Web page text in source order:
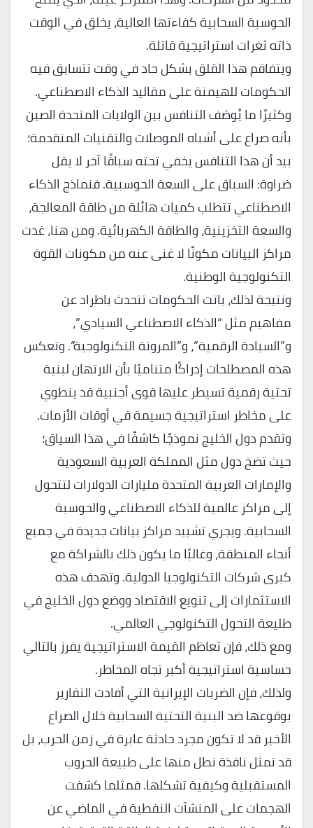
الحوسبة السحابية كفاءتها العالية، يخلق في الوقت
ذاته ثغرات استراتيجية قاتلة.
ويتفاقم هذا القلق بشكل حاد في وقت تتسابق فيه
الحكومات للهيمنة على مقاليد الذكاء الاصطناعي.
وكثيرًا ما يُوصَف التنافس بين الولايات المتحدة الصين
بأنه صراع على أشباه الموصلات والتقنيات المتقدمة؛
بيد أن هذا التنافس يخفي تحته سباقًا آخر لا يقل
ضراوة: السباق على السعة الحوسبية. فنماذج الذكاء
الاصطناعي تتطلب كميات هائلة من طاقة المعالجة،
والسعة التخزينية، والطاقة الكهربائية. ومن هنا، غدت
مراكز البيانات مكونًا لا غنى عنه من مكونات القوة
التكنولوجية الوطنية.
ونتيجة لذلك، باتت الحكومات تتحدث باطراد عن
مفاهيم مثل “الذكاء الاصطناعي السيادي”،
و”السيادة الرقمية”، و”المرونة التكنولوجية”. وتعكس
هذه المصطلحات إدراكًا متناميًا بأن الارتهان لبنية
تحتية رقمية تسيطر عليها قوى أجنبية قد ينطوي
على مخاطر استراتيجية جسيمة في أوقات الأزمات.
وتقدم دول الخليج نموذجًا كاشفًا في هذا السياق؛
حيث تضخ دول مثل المملكة العربية السعودية
والإمارات العربية المتحدة مليارات الدولارات لتتحول
إلى مراكز عالمية للذكاء الاصطناعي والحوسبة
السحابية. ويجري تشييد مراكز بيانات جديدة في جميع
أنحاء المنطقة، وغالبًا ما يكون ذلك بالشراكة مع
كبرى شركات التكنولوجيا الدولية. وتهدف هذه
الاستثمارات إلى تنويع الاقتصاد ووضع دول الخليج في
طليعة التحول التكنولوجي العالمي.
ومع ذلك، فإن تعاظم القيمة الاستراتيجية يفرز بالتالي
حساسية استراتيجية أكبر تجاه المخاطر.
ولذلك، فإن الضربات الإيرانية التي أفادت التقارير
بوقوعها ضد البنية التحتية السحابية خلال الصراع
الأخير قد لا تكون مجرد حادثة عابرة في زمن الحرب، بل
قد تمثل نافذة نطل منها على طبيعة الحروب
المستقبلية وكيفية تشكلها. فمثلما كشفت
الهجمات على المنشآت النفطية في الماضي عن